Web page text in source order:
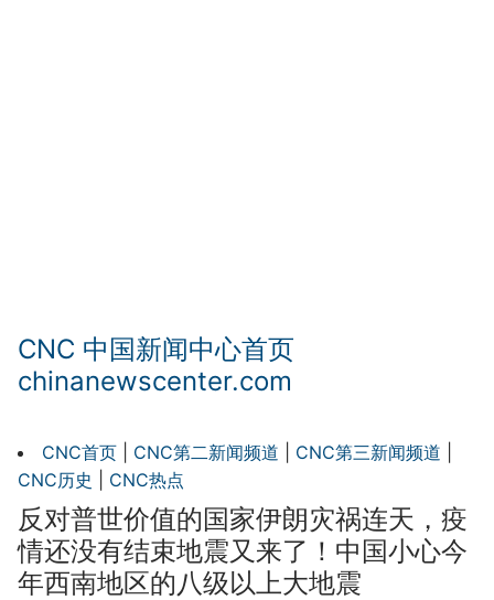
CNC 中国新闻中心首页
chinanewscenter.com
CNC首页 CNC第二新闻频道 CNC第三新闻频道
CNC历史
CNC热点
反对普世价值的国家伊朗灾祸连天，疫
情还没有结束地震又来了！中国小心今
年西南地区的八级以上大地震